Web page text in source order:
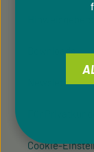
Downloads
Newsletter
Cookie-